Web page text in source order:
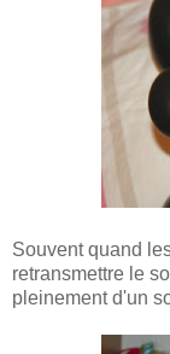
Souvent quand
retransmettre le
pleinement d'un